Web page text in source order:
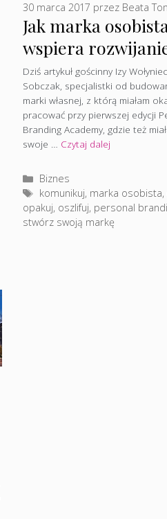
Jak marka
wspiera
własnego biznesu
Wołyniec-Sobczak
30 marca 2017 przez Beata
Dziś artykuł gościnny Izy
Sobczak, specjalistki od
marki własnej, z którą miałam
pracować przy pierwszej edycji
Branding Academy, gdzie też
swoje … Czytaj dalej
Kategorie
Biznes
Tagi
komunikuj, marka osobista,
opakuj, oszlifuj, personal
stwórz swoją markę